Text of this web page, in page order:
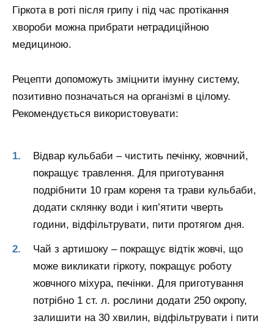
Гіркота в роті після грипу і під час протікання
хвороби можна прибрати нетрадиційною
медициною.
Рецепти допоможуть зміцнити імунну систему,
позитивно позначаться на організмі в цілому.
Рекомендується використовувати:
Відвар кульбаби – чистить печінку, жовчний,
покращує травлення. Для приготування
подрібнити 10 грам кореня та трави кульбаби,
додати склянку води і кип’ятити чверть
години, відфільтрувати, пити протягом дня.
Чай з артишоку – покращує відтік жовчі, що
може викликати гіркоту, покращує роботу
жовчного міхура, печінки. Для приготування
потрібно 1 ст. л. рослини додати 250 окропу,
залишити на 30 хвилин, відфільтрувати і пити